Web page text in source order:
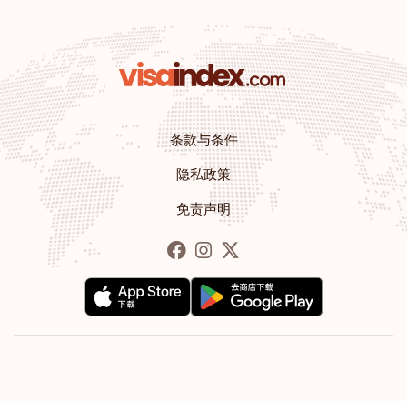
条款与条件
隐私政策
免责声明